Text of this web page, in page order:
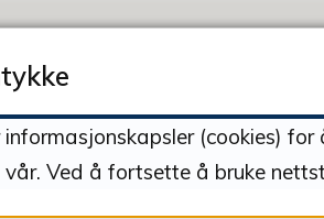
informasjonskapsler (cookies)
Ved å fortsette å bruke